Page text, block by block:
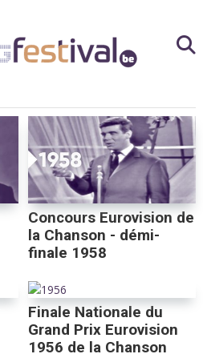
Concours Eurovision de
la Chanson - démi-
finale 1958
Finale Nationale du
Grand Prix Eurovision
1956 de la Chanson